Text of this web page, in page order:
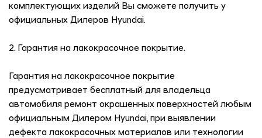
комплектующих изделий Вы сможете получить у
официальных Дилеров Hyundai.
2. Гарантия на лакокрасочное покрытие.
Гарантия на лакокрасочное покрытие
предусматривает бесплатный для владельца
автомобиля ремонт окрашенных поверхностей любым
официальным Дилером Hyundai, при выявлении
дефекта лакокрасочных материалов или технологии